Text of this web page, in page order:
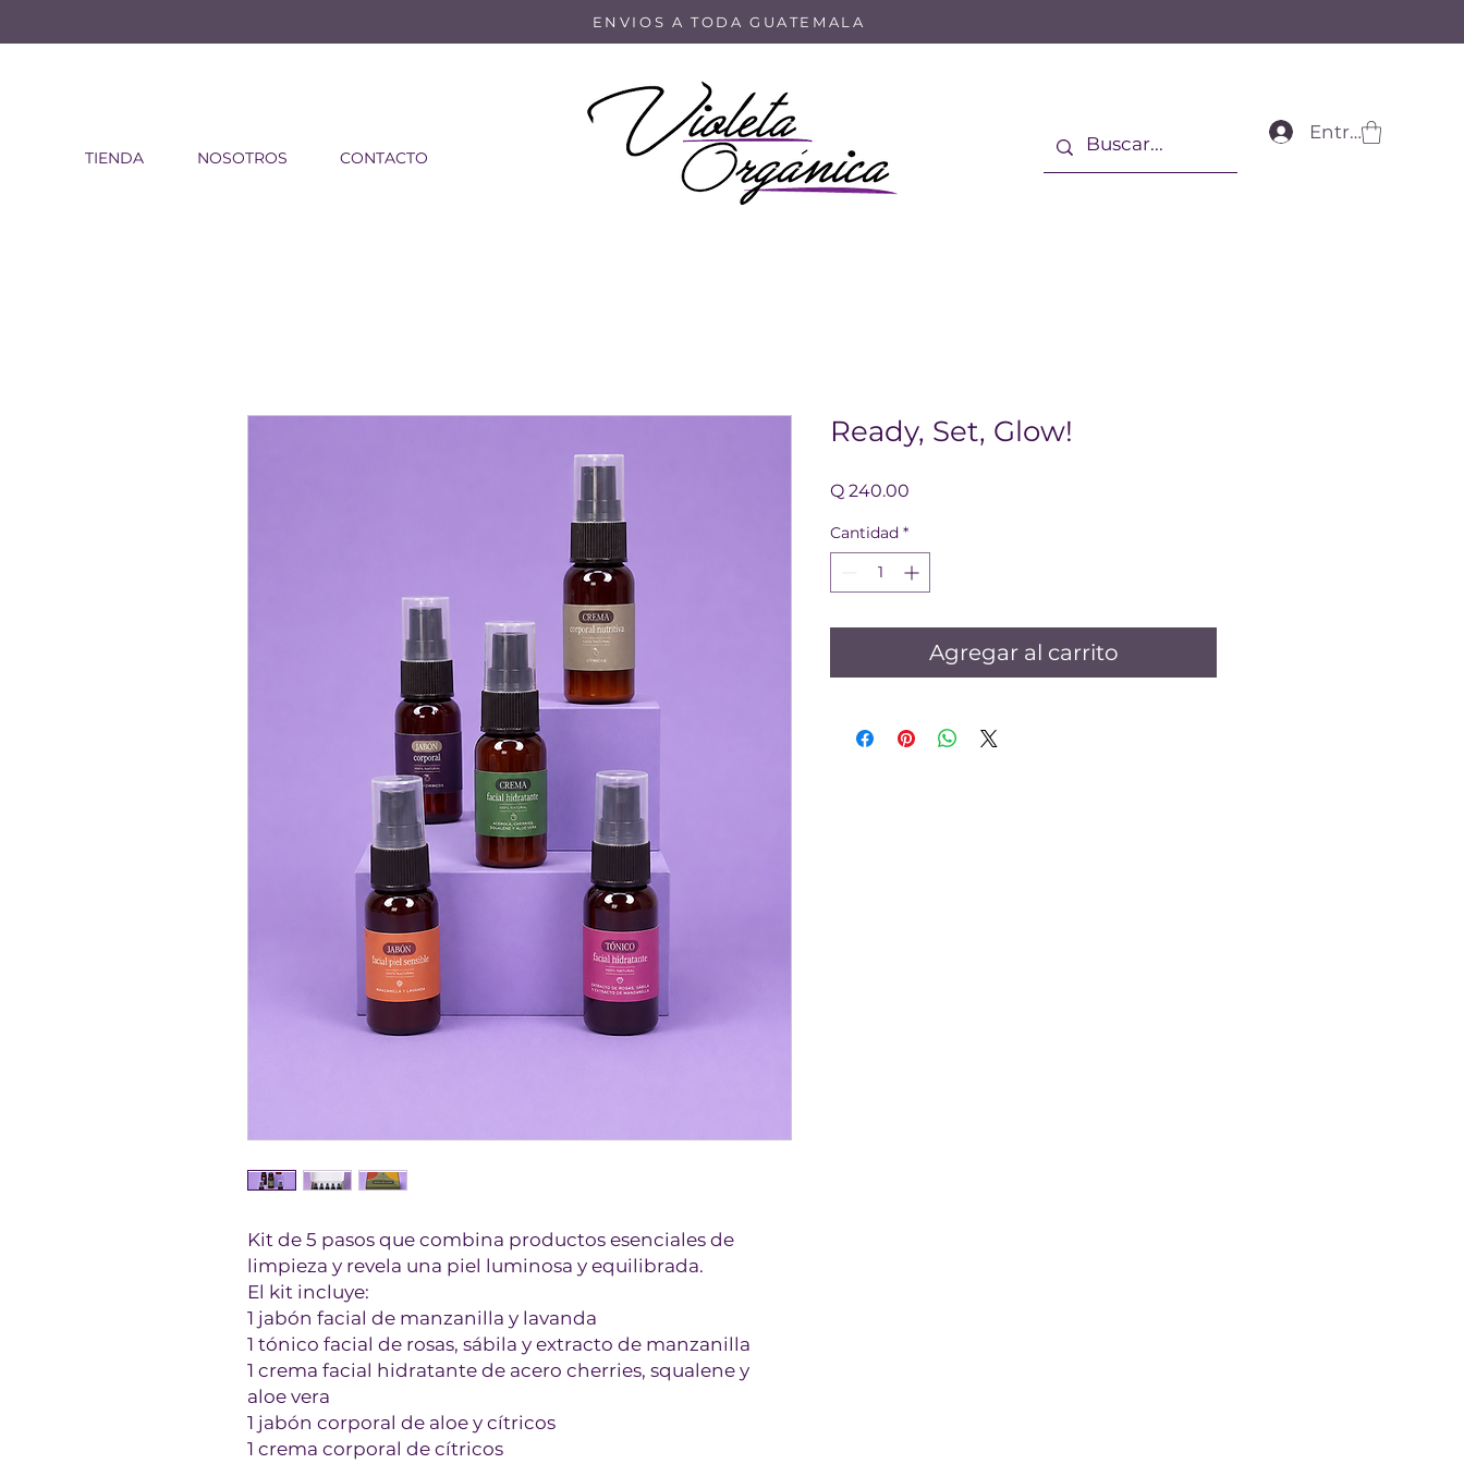
ENVIOS A TODA GUATEMALA
TIENDA NOSOTROS CONTACTO
Entrar
Kit de 5 pasos que combina productos esenciales de
limpieza y revela una piel luminosa y equilibrada.
El kit incluye:
1 jabón facial de manzanilla y lavanda
1 tónico facial de rosas, sábila y extracto de manzanilla
1 crema facial hidratante de acero cherries, squalene y
aloe vera
1 jabón corporal de aloe y cítricos
1 crema corporal de cítricos
Ready, Set, Glow!
Q 240.00
Cantidad *
Agregar al carrito